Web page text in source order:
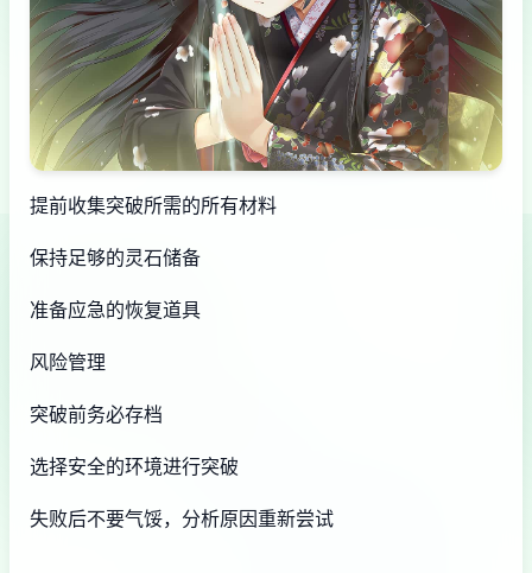
提前收集突破所需的所有材料
保持足够的灵石储备
准备应急的恢复道具
风险管理
突破前务必存档
选择安全的环境进行突破
失败后不要气馁，分析原因重新尝试